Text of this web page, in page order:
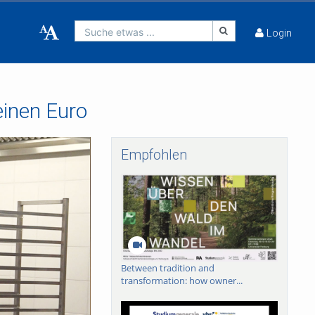
Suche etwas ... Login
Euro
Empfohlen
Between tradition and
transformation: how owner...